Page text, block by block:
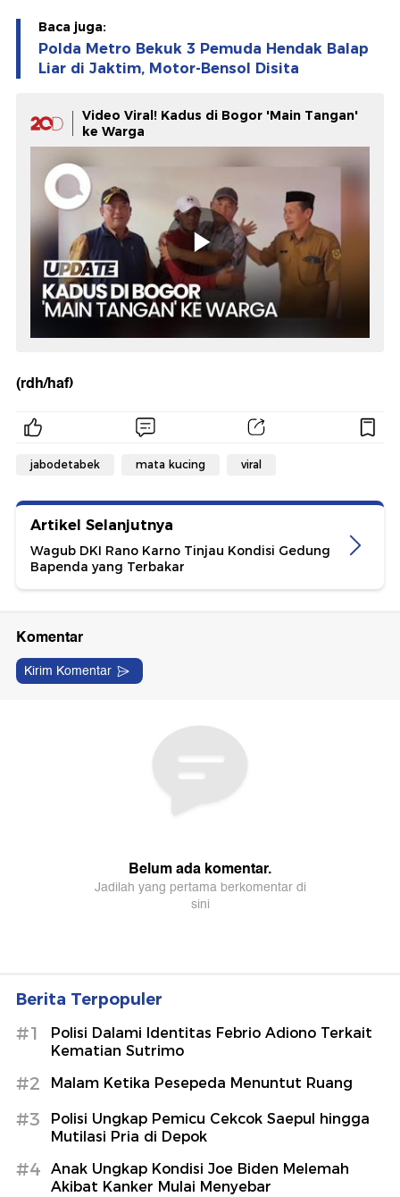
Baca juga:
Polda Metro Bekuk 3 Pemuda Hendak Balap
Liar di Jaktim, Motor-Bensol Disita
Video Viral! Kadus di Bogor 'Main Tangan'
ke Warga
(rdh/haf)
jabodetabek mata kucing viral
Artikel Selanjutnya
Wagub DKI Rano Karno Tinjau Kondisi Gedung
Bapenda yang Terbakar
Berita Terpopuler
#1
Polisi Dalami Identitas Febrio Adiono Terkait
Kematian Sutrimo
#2 Malam Ketika Pesepeda Menuntut Ruang
#3
Polisi Ungkap Pemicu Cekcok Saepul hingga
Mutilasi Pria di Depok
#4
Anak Ungkap Kondisi Joe Biden Melemah
Akibat Kanker Mulai Menyebar